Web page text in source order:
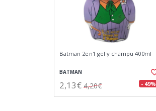
Batman 2en1 gel y champu 400ml
BATMAN
2,13€ 4,20€ - 49%